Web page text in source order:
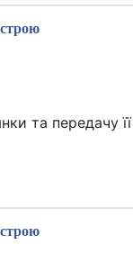
та передачу